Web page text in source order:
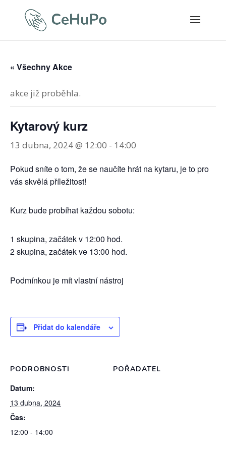
« Všechny Akce
akce již proběhla.
Kytarový kurz
13 dubna, 2024 @ 12:00 - 14:00
Pokud sníte o tom, že se naučíte hrát na kytaru, je to pro
vás skvělá příležitost!
Kurz bude probíhat každou sobotu:
1 skupina, začátek v 12:00 hod.
2 skupina, začátek ve 13:00 hod.
Podmínkou je mít vlastní nástroj
Přidat do kalendáře
PODROBNOSTI
Datum:
13 dubna, 2024
Čas:
12:00 - 14:00
POŘADATEL